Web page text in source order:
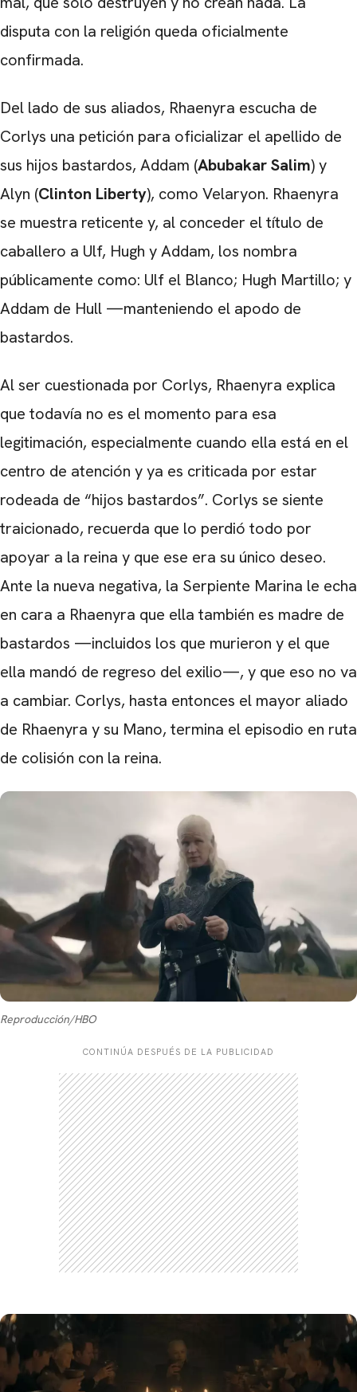
disputa con la religión queda oficialmente
confirmada.
Del lado de sus aliados, Rhaenyra escucha de
Corlys una petición para oficializar el apellido de
sus hijos bastardos, Addam (Abubakar Salim) y
Alyn (Clinton Liberty), como Velaryon. Rhaenyra
se muestra reticente y, al conceder el título de
caballero a Ulf, Hugh y Addam, los nombra
públicamente como: Ulf el Blanco; Hugh Martillo; y
Addam de Hull —manteniendo el apodo de
bastardos.
Al ser cuestionada por Corlys, Rhaenyra explica
que todavía no es el momento para esa
legitimación, especialmente cuando ella está en el
centro de atención y ya es criticada por estar
rodeada de “hijos bastardos”. Corlys se siente
traicionado, recuerda que lo perdió todo por
apoyar a la reina y que ese era su único deseo.
Ante la nueva negativa, la Serpiente Marina le echa
en cara a Rhaenyra que ella también es madre de
bastardos —incluidos los que murieron y el que
ella mandó de regreso del exilio—, y que eso no va
a cambiar. Corlys, hasta entonces el mayor aliado
de Rhaenyra y su Mano, termina el episodio en ruta
de colisión con la reina.
Reproducción/HBO
CONTINÚA DESPUÉS DE LA PUBLICIDAD